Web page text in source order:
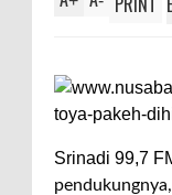
Srinadi 99,7